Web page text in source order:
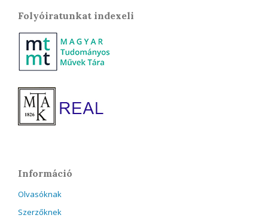
Folyóiratunkat indexeli
Információ
Olvasóknak
Szerzőknek